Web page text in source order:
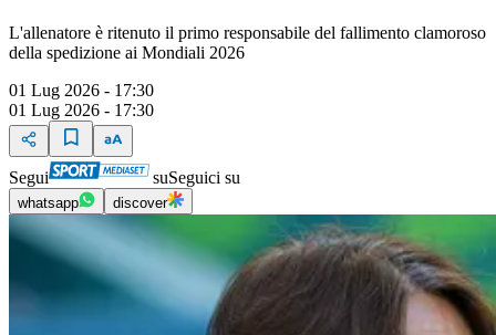
L'allenatore è ritenuto il primo responsabile del fallimento clamoroso
della spedizione ai Mondiali 2026
01 Lug 2026 - 17:30
01 Lug 2026 - 17:30
Segui suSeguici su
whatsapp discover